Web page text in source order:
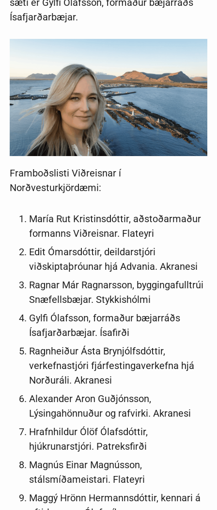
sæti er Gylfi Ólafsson, formaður bæjarráðs
Ísafjarðarbæjar.
Framboðslisti Viðreisnar í
Norðvesturkjördæmi:
María Rut Kristinsdóttir, aðstoðarmaður
formanns Viðreisnar. Flateyri
Edit Ómarsdóttir, deildarstjóri
viðskiptaþróunar hjá Advania. Akranesi
Ragnar Már Ragnarsson, byggingafulltrúi
Snæfellsbæjar. Stykkishólmi
Gylfi Ólafsson, formaður bæjarráðs
Ísafjarðarbæjar. Ísafirði
Ragnheiður Ásta Brynjólfsdóttir,
verkefnastjóri fjárfestingaverkefna hjá
Norðuráli. Akranesi
Alexander Aron Guðjónsson,
Lýsingahönnuður og rafvirki. Akranesi
Hrafnhildur Ólöf Ólafsdóttir,
hjúkrunarstjóri. Patreksfirði
Magnús Einar Magnússon,
stálsmíðameistari. Flateyri
Maggý Hrönn Hermannsdóttir, kennari á